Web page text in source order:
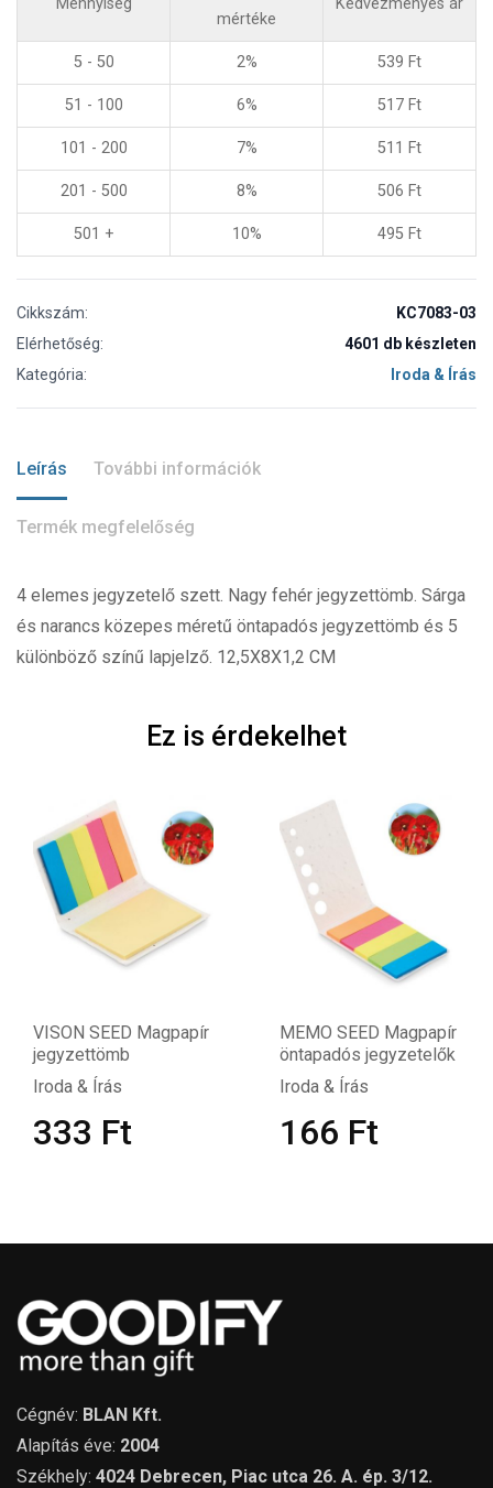
mértéke
5 - 50 2% 539 Ft
51 - 100 6% 517 Ft
101 - 200 7% 511 Ft
201 - 500 8% 506 Ft
501 + 10% 495 Ft
Cikkszám:
KC7083-03
Elérhetőség:
4601 db készleten
Kategória:
Iroda & Írás
Leírás További információk
Termék megfelelőség
4 elemes jegyzetelő szett. Nagy fehér jegyzettömb. Sárga
és narancs közepes méretű öntapadós jegyzettömb és 5
különböző színű lapjelző. 12,5X8X1,2 CM
Ez is érdekelhet
VISON SEED Magpapír
jegyzettömb
Iroda & Írás
333 Ft
MEMO SEED Magpapír
öntapadós jegyzetelők
Iroda & Írás
166 Ft
Cégnév: BLAN Kft.
Alapítás éve: 2004
Székhely: 4024 Debrecen, Piac utca 26. A. ép. 3/12.